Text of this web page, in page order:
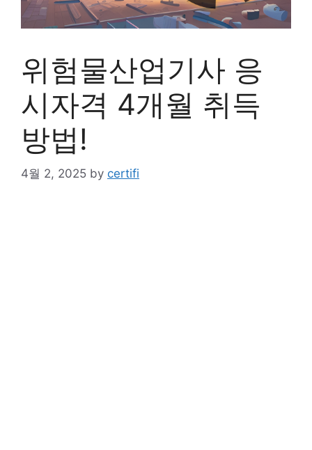
위험물산업기사 응
시자격 4개월 취득
방법!
4월 2, 2025 by certifi